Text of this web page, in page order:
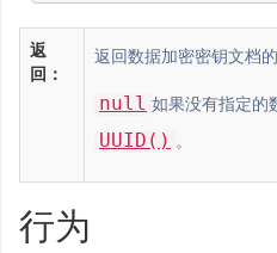
返
回：
返回数据加密密钥文档的
null 如果没有指定的
UUID() 。
行为